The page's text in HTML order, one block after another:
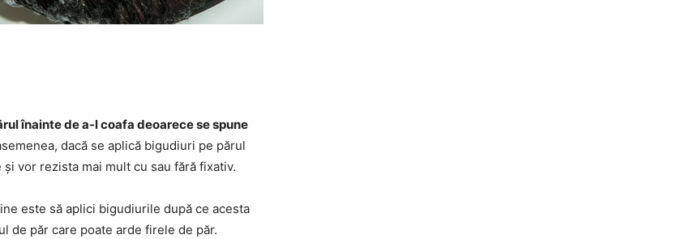
înainte de a-l coafa deoarece se spune
dacă se aplică bigudiuri pe părul
vor rezista mai mult cu sau fără fixativ.
este să aplici bigudiurile după ce acesta
de păr care poate arde firele de păr.